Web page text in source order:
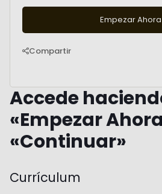
Accede
«Empezar
«Continuar»
Currículum
Empezar Ahora
Compartir